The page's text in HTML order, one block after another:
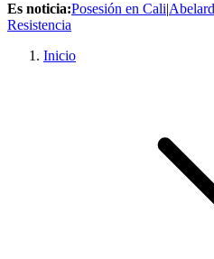
Es noticia:Posesión en Cali|
Resistencia
Inicio